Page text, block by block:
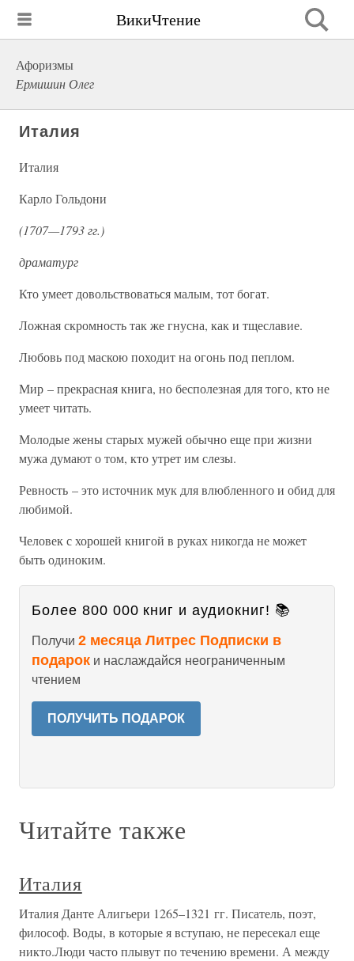
ВикиЧтение
Афоризмы
Ермишин Олег
Италия
Италия
Карло Гольдони
(1707—1793 гг.)
драматург
Кто умеет довольствоваться малым, тот богат.
Ложная скромность так же гнусна, как и тщеславие.
Любовь под маскою походит на огонь под пеплом.
Мир – прекрасная книга, но бесполезная для того, кто не
умеет читать.
Молодые жены старых мужей обычно еще при жизни
мужа думают о том, кто утрет им слезы.
Ревность – это источник мук для влюбленного и обид для
любимой.
Человек с хорошей книгой в руках никогда не может
быть одиноким.
Более 800 000 книг и аудиокниг! 📚
Получи 2 месяца Литрес Подписки в
подарок и наслаждайся неограниченным
чтением
ПОЛУЧИТЬ ПОДАРОК
Читайте также
Италия
Италия Данте Алигьери 1265–1321 гг. Писатель, поэт,
философ. Воды, в которые я вступаю, не пересекал еще
никто.Люди часто плывут по течению времени. А между